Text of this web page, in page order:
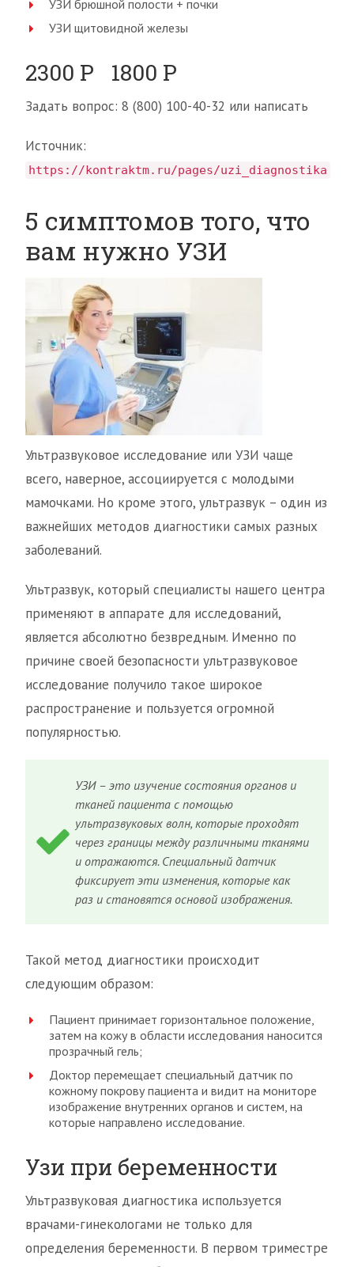
УЗИ брюшной полости + почки
УЗИ щитовидной железы
2300 Р 1800 Р
Задать вопрос: 8 (800) 100-40-32 или написать
Источник:
https://kontraktm.ru/pages/uzi_diagnostika
5 симптомов того, что
вам нужно УЗИ
Ультразвуковое исследование или УЗИ чаще
всего, наверное, ассоциируется с молодыми
мамочками. Но кроме этого, ультразвук – один из
важнейших методов диагностики самых разных
заболеваний.
Ультразвук, который специалисты нашего центра
применяют в аппарате для исследований,
является абсолютно безвредным. Именно по
причине своей безопасности ультразвуковое
исследование получило такое широкое
распространение и пользуется огромной
популярностью.
УЗИ – это изучение состояния органов и
тканей пациента с помощью
ультразвуковых волн, которые проходят
через границы между различными тканями
и отражаются. Специальный датчик
фиксирует эти изменения, которые как
раз и становятся основой изображения.
Такой метод диагностики происходит
следующим образом:
Пациент принимает горизонтальное положение,
затем на кожу в области исследования наносится
прозрачный гель;
Доктор перемещает специальный датчик по
кожному покрову пациента и видит на мониторе
изображение внутренних органов и систем, на
которые направлено исследование.
Узи при беременности
Ультразвуковая диагностика используется
врачами-гинекологами не только для
определения беременности. В первом триместре